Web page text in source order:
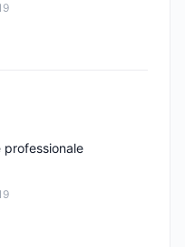
professionale